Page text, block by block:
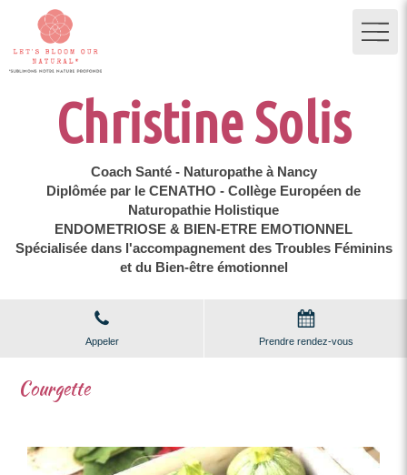
Christine Solis
Coach Santé - Naturopathe à Nancy
Diplômée par le CENATHO - Collège Européen de
Naturopathie Holistique
ENDOMETRIOSE & BIEN-ETRE EMOTIONNEL
Spécialisée dans l'accompagnement des Troubles Féminins
et du Bien-être émotionnel
Appeler Prendre rendez-vous
Courgette